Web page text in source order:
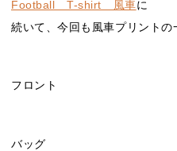
Football T-shirt 風車に
続いて、今回も風車プリントの
フロント
バッグ